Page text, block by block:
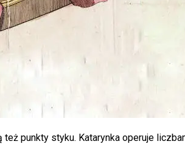
punkty styku. Katarynka operuje